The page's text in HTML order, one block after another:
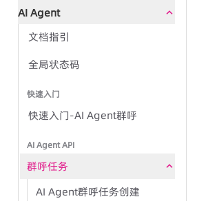
语音全局状态码
IVR群呼-任务方式
IVR群呼-TTS方式
群呼任务
TTS
录音文件播放
文档指引
呼叫中心全局状态码
常见问题
呼叫中心-CC SDK接入
呼叫中心-话机
呼叫中心-管理端
AI Agent
文档指引
全局状态码
快速入门
快速入门-AI Agent群呼
AI Agent API
群呼任务
AI Agent群呼任务创建